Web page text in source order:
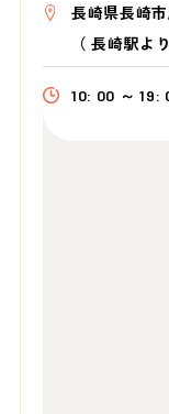
長崎県長崎
（長崎駅
10: 00 ～ 19: